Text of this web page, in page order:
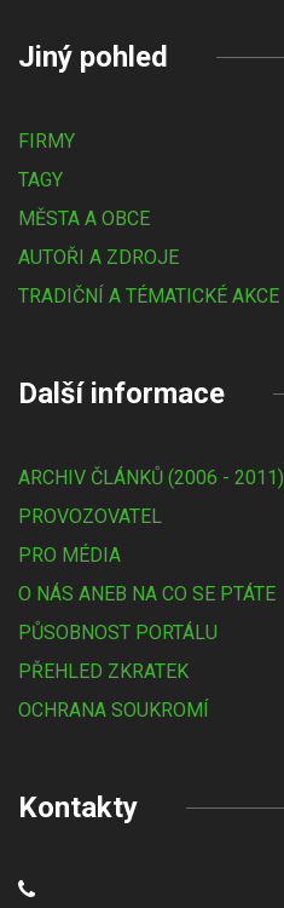
Jiný pohled
FIRMY
TAGY
MĚSTA A OBCE
AUTOŘI A ZDROJE
TRADIČNÍ A TÉMATICKÉ AKCE
Další informace
ARCHIV ČLÁNKŮ (2006 - 2011)
PROVOZOVATEL
PRO MÉDIA
O NÁS ANEB NA CO SE PTÁTE
PŮSOBNOST PORTÁLU
PŘEHLED ZKRATEK
OCHRANA SOUKROMÍ
Kontakty